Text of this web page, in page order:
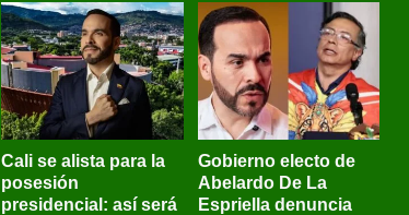
Cali se alista para la
posesión
presidencial: así será
Gobierno electo de
Abelardo De La
Espriella denuncia